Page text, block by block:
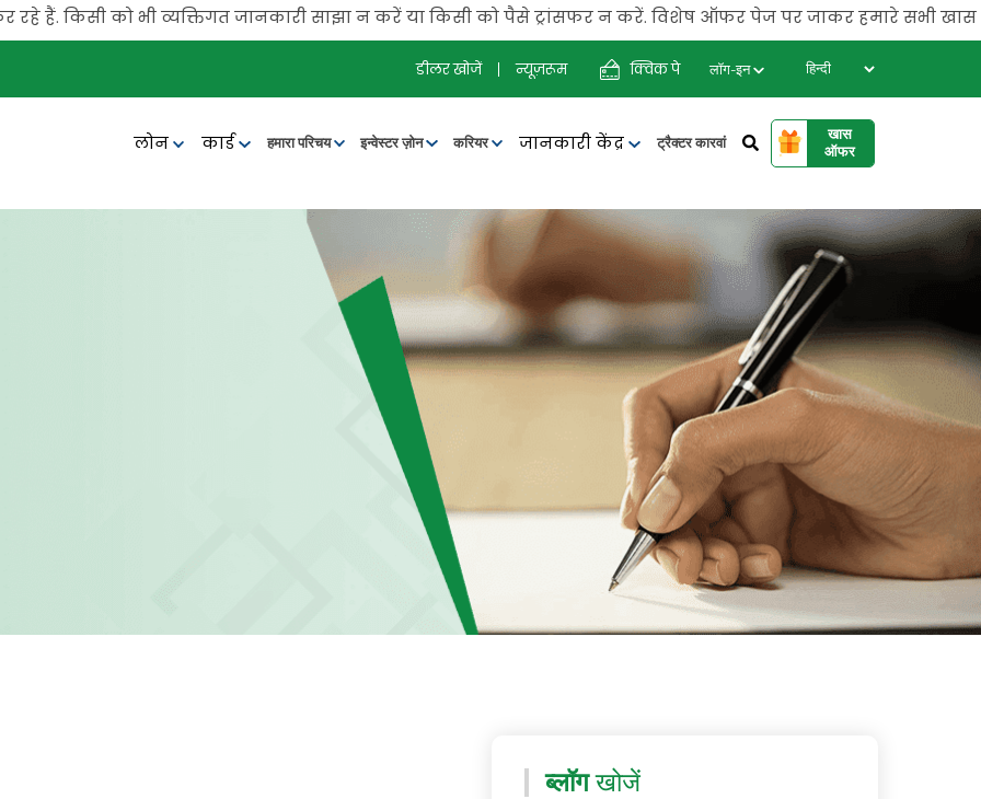
को भी व्यक्तिगत जानकारी साझा न करें या किसी को पैसे ट्रांसफर न करें. विशेष ऑफर पेज पर जाकर हमारे सभी खास ऑफर
डीलर खोजें न्यूज़रूम क्विक पे लॉग-इन
लोन कार्ड हमारा परिचय इन्वेस्टर ज़ोन करियर जानकारी केंद्र ट्रैक्टर कारवां
खास
ऑफर
ब्लॉगखोजें